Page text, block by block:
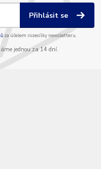
Přihlásit se
za účelem rozesílky newsletteru.
jednou za 14 dní.